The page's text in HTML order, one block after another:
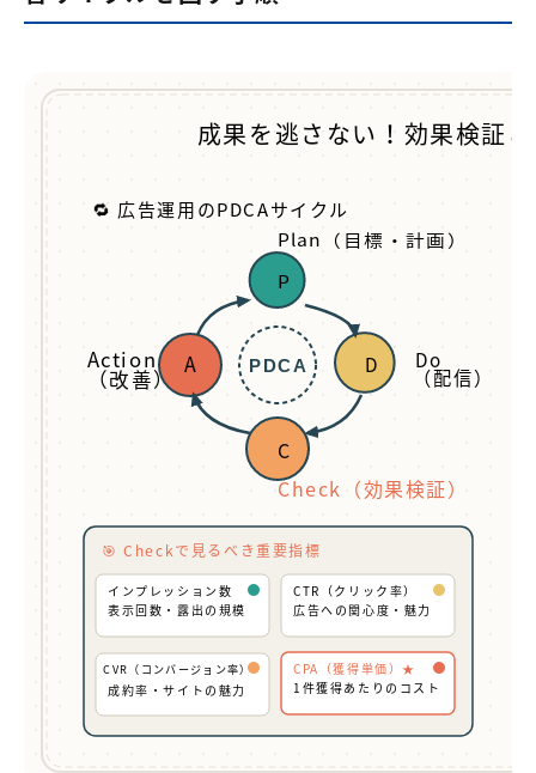
成果を逃さない！効果検証
🔁 広告運用のPDCAサイクル
PDCA
P
Plan（目標・計画）
D Do
（配信）
C
Check（効果検証）
A
Action
（改善）
🎯 Checkで見るべき重要指標
インプレッション数
表示回数・露出の規模
CTR（クリック率）
広告への関心度・魅力
CVR（コンバージョン率）
成約率・サイトの魅力
CPA（獲得単価）★
1件獲得あたりのコスト